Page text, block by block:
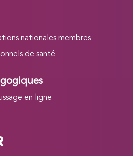
nationales membres
de santé
en ligne